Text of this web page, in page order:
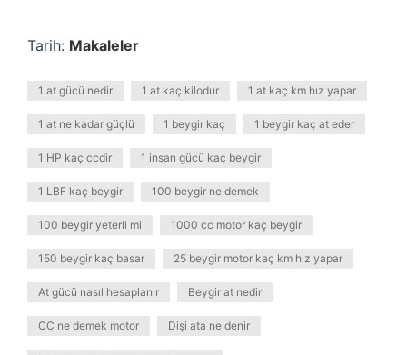
Tarih: Makaleler
1 at gücü nedir 1 at kaç kilodur 1 at kaç km hız yapar
1 at ne kadar güçlü 1 beygir kaç 1 beygir kaç at eder
1 HP kaç ccdir 1 insan gücü kaç beygir
1 LBF kaç beygir 100 beygir ne demek
100 beygir yeterli mi 1000 cc motor kaç beygir
150 beygir kaç basar 25 beygir motor kaç km hız yapar
At gücü nasıl hesaplanır Beygir at nedir
CC ne demek motor Dişi ata ne denir